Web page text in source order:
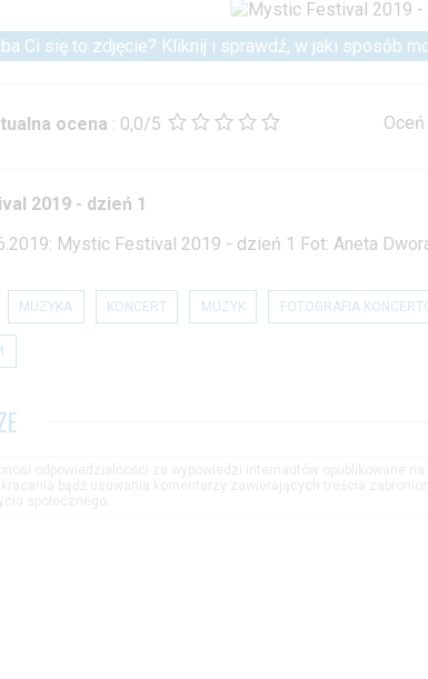
Ci się to zdjęcie? Kliknij i sprawdź, w jaki sposób
ocena : 0,0/5
2019 - dzień 1
Mystic Festival 2019 - dzień 1 Fot: Aneta
MUZYKA KONCERT MUZYK FOTOGRAFIA